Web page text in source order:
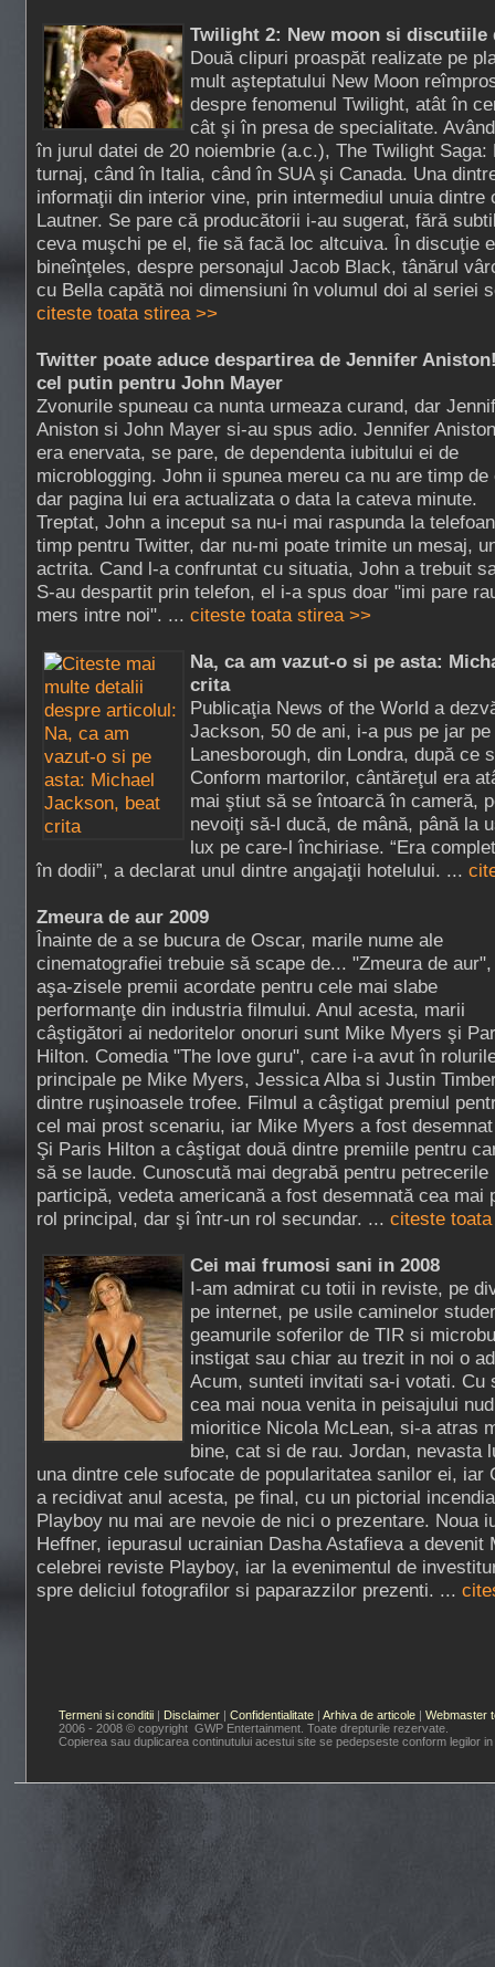
Twilight 2: New moon si discutiile
Două clipuri proaspăt realizate pe
mult aşteptatului New Moon
despre fenomenul Twilight, atât în
cât şi în presa de specialitate.
în jurul datei de 20 noiembrie (a.c.), The Twilight
turnaj, când în Italia, când în SUA şi Canada. Una
informaţii din interior vine, prin intermediul unuia dintre
Lautner. Se pare că producătorii i-au sugerat, fără
ceva muşchi pe el, fie să facă loc altcuiva. În discuţie
bineînţeles, despre personajul Jacob Black, tânărul
cu Bella capătă noi dimensiuni în volumul doi al seriei
citeste toata stirea >>
Twitter poate aduce despartirea de Jennifer
cel putin pentru John Mayer
Zvonurile spuneau ca nunta urmeaza curand, dar
Aniston si John Mayer si-au spus adio. Jennifer Aniston
era enervata, se pare, de dependenta iubitului ei de
microblogging. John ii spunea mereu ca nu are timp de
dar pagina lui era actualizata o data la cateva minute.
Treptat, John a inceput sa nu-i mai raspunda la
timp pentru Twitter, dar nu-mi poate trimite un mesaj,
actrita. Cand l-a confruntat cu situatia, John a trebuit
S-au despartit prin telefon, el i-a spus doar "imi pare
mers intre noi". ... citeste toata stirea >>
Na, ca am vazut-o si pe asta:
crita
Publicaţia News of the World a
Jackson, 50 de ani, i-a pus pe jar
Lanesborough, din Londra, după ce
Conform martorilor, cântăreţul era
mai ştiut să se întoarcă în cameră,
nevoiţi să-l ducă, de mână, până la
lux pe care-l închiriase. “Era
în dodii”, a declarat unul dintre angajaţii hotelului. ...
Zmeura de aur 2009
Înainte de a se bucura de Oscar, marile nume ale
cinematografiei trebuie să scape de... "Zmeura de aur",
aşa-zisele premii acordate pentru cele mai slabe
performanţe din industria filmului. Anul acesta, marii
câştigători ai nedoritelor onoruri sunt Mike Myers şi
Hilton. Comedia "The love guru", care i-a avut în
principale pe Mike Myers, Jessica Alba si Justin
dintre ruşinoasele trofee. Filmul a câştigat premiul
cel mai prost scenariu, iar Mike Myers a fost
Şi Paris Hilton a câştigat două dintre premiile pentru
să se laude. Cunoscută mai degrabă pentru petrecerile
participă, vedeta americană a fost desemnată cea mai
rol principal, dar şi într-un rol secundar. ... citeste
Cei mai frumosi sani in 2008
I-am admirat cu totii in reviste, pe
pe internet, pe usile caminelor
geamurile soferilor de TIR si
instigat sau chiar au trezit in noi o
Acum, sunteti invitati sa-i votati. Cu
cea mai noua venita in peisajului
mioritice Nicola McLean, si-a atras
bine, cat si de rau. Jordan, nevasta
una dintre cele sufocate de popularitatea sanilor ei, iar
a recidivat anul acesta, pe final, cu un pictorial
Playboy nu mai are nevoie de nici o prezentare. Noua
Heffner, iepurasul ucrainian Dasha Astafieva a devenit
celebrei reviste Playboy, iar la evenimentul de
spre deliciul fotografilor si paparazzilor prezenti. ...
Termeni si conditii | Disclaimer | Confidentialitate | Arhiva de articole | Webmaster
2006 - 2008 © copyright GWP Entertainment. Toate drepturile rezervate.
Copierea sau duplicarea continutului acestui site se pedepseste conform legilor